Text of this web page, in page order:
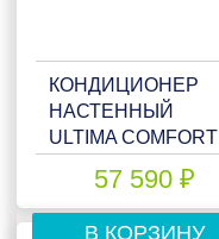
КОНДИЦИОНЕР
НАСТЕННЫЙ
ULTIMA COMFORT
57 590 ₽
В КОРЗИНУ